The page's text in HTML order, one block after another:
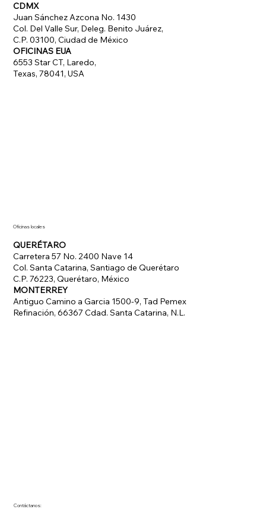
CDMX
Juan Sánchez Azcona No. 1430
Col. Del Valle Sur, Deleg. Benito Juárez,
C.P. 03100, Ciudad de México
OFICINAS EUA
6553 Star CT, Laredo,
Texas, 78041, USA
Contáctanos:
Oficinas locales
QUERÉTARO
Carretera 57 No. 2400 Nave 14
Col. Santa Catarina, Santiago de Querétaro
C.P. 76223, Querétaro, México
MONTERREY
Antiguo Camino a Garcia 1500-9, Tad Pemex
Refinación, 66367 Cdad. Santa Catarina, N.L.